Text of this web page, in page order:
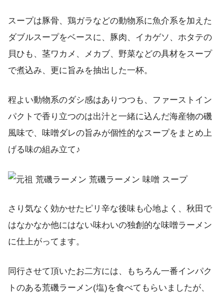
スープは豚骨、鶏ガラなどの動物系に魚介系を加えた
ダブルスープをベースに、豚肉、イカゲソ、ホタテの
貝ひも、茎ワカメ、メカブ、野菜などの具材をスープ
で煮込み、更に旨みを抽出した一杯。
程よい動物系のダシ感はありつつも、ファーストイン
パクトで香り立つのは出汁と一緒に込んだ海産物の磯
風味で、味噌ダレの旨みが個性的なスープをまとめ上
げる味の組み立て♪
さり気なく効かせたピリ辛な後味も心地よく、秋田で
はなかなか他にはない味わいの独創的な味噌ラーメン
に仕上がってます。
同行させて頂いたお二方には、もちろん一番インパク
トのある荒磯ラーメン(塩)を食べてもらいましたが、